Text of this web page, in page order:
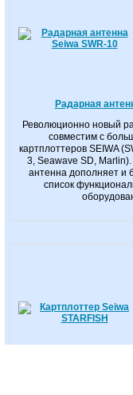
Радарная
Революционно новый
совместим с
картплоттеров SEIWA
3, Seawave SD,
антенна дополняет и
список